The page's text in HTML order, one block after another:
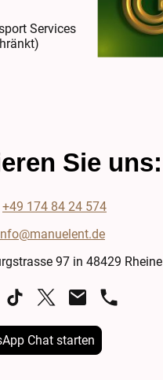
Services
Sie uns:
+49 174 84 24 574
97 in 48429 Rheine
Chat starten